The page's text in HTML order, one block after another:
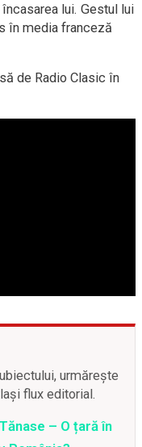
lui. Gestul lui
în media franceză
de Radio Clasic în
urmărește
flux editorial.
– O țară în